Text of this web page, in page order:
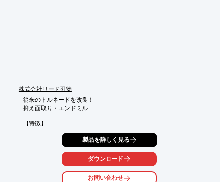
株式会社リード刃物
従来のトルネードを改良！
抑え面取り・エンドミル
【特徴】
○右ネジレの径と左ネジレの径を変え
左ネジレ側をC面取りに加工することで
バリが発生しない理想的な溝引き、穴あけ加工が可能に！
○オーダーメイド製作可能
○その他、ロー付けのカッター・ルーター
ソリッドのドリルなども製作しております。
製品を詳しく見る
ダウンロード
お問い合わせ